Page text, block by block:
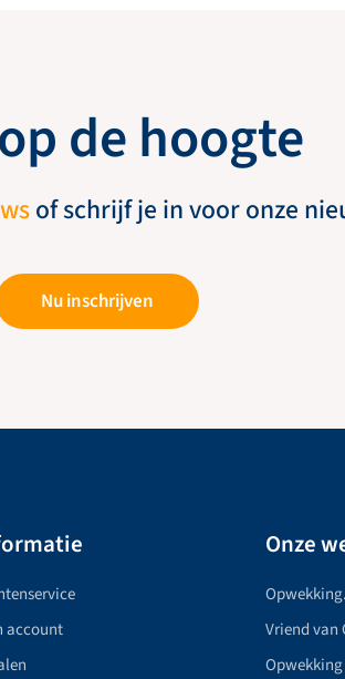
de hoogte
of schrijf je in voor onze
Nu inschrijven
account
Onze
Vriend van